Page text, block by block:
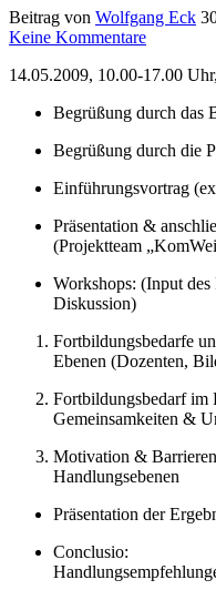
Beitrag von Wolfgang Eck
Keine Kommentare
14.05.2009, 10.00-17.00
Begrüßung durch das
Begrüßung durch die
Einführungsvortrag
Präsentation &
(Projektteam
Workshops: (Input des
Diskussion)
Fortbildungsbedarfe
Ebenen (Dozenten,
Fortbildungsbedarf im
Gemeinsamkeiten &
Motivation &
Handlungsebenen
Präsentation der
Conclusio: